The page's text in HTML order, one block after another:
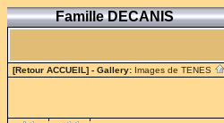
Famille DECANIS
[Retour ACCUEIL] - Gallery: Images de TENES